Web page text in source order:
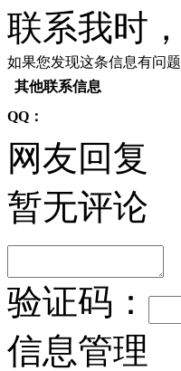
联系我时
如果您发现这条信息有问
其他联系信息
QQ：
网友回复
暂无评论
验证码：
信息管理